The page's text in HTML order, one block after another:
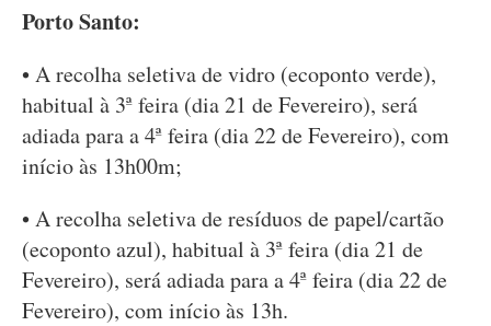
Porto Santo:
• A recolha seletiva de vidro (ecoponto verde),
habitual à 3ª feira (dia 21 de Fevereiro), será
adiada para a 4ª feira (dia 22 de Fevereiro), com
início às 13h00m;
• A recolha seletiva de resíduos de papel/cartão
(ecoponto azul), habitual à 3ª feira (dia 21 de
Fevereiro), será adiada para a 4ª feira (dia 22 de
Fevereiro), com início às 13h.